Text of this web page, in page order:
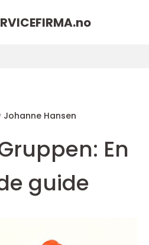
no
Johanne Hansen
En
guide